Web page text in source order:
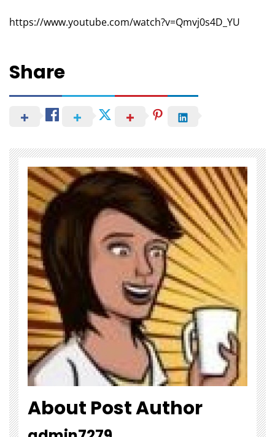
https://www.youtube.com/watch?v=Qmvj0s4D_YU
Share
About Post Author